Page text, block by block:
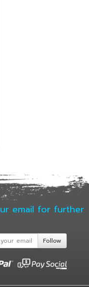
email for further
Follow